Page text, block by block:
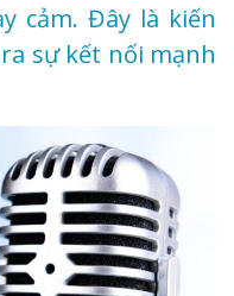
cảm. Đây là kiến
sự kết nối mạnh